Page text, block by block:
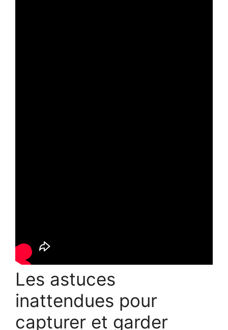
Les astuces
inattendues pour
capturer et garder